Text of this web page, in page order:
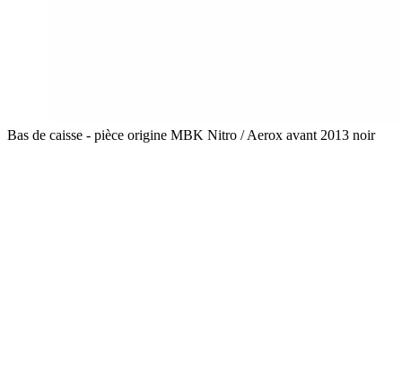
Bas de caisse - pièce origine MBK Nitro / Aerox avant 2013 noir